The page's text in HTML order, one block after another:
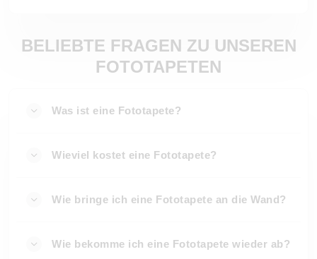
BELIEBTE FRAGEN ZU UNSEREN
FOTOTAPETEN
Was ist eine Fototapete?
Wieviel kostet eine Fototapete?
Wie bringe ich eine Fototapete an die Wand?
Wie bekomme ich eine Fototapete wieder ab?